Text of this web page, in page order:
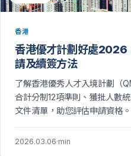
香港
香港優才計劃好處2026
請及續簽方法
了解香港優秀人才入境計劃（
合計分制12項準則、獲批人數
文件清單，助您評估申請資格。
2026.03.06·min